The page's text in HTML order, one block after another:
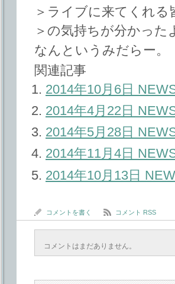
＞ライブに来てくれる
＞の気持ちが分かった
なんというみだらー。
関連記事
2014年10月6日
2014年4月22日
2014年5月28日
2014年11月4日
2014年10月13日
コメントを書く コメント RSS
コメントはまだありません。